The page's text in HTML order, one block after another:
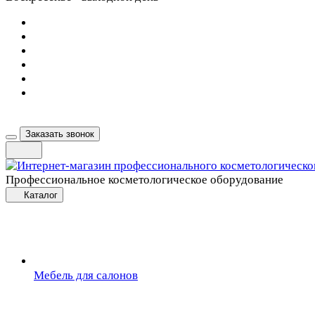
Заказать звонок
Профессиональное косметологическое оборудование
Каталог
Мебель для салонов